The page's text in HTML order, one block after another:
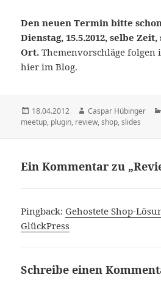
Den neuen Termin bitte
Dienstag, 15.5.2012, selbe
Ort.Themenvorschläge
hier im Blog.
Veröffentlicht
am
18.04.2012 Autor
Caspar Hübinger
meetup, plugin, review,shop,slides
Ein Kommentar zu
Pingback: Gehostete Shop-
GlückPress
Schreibe einen